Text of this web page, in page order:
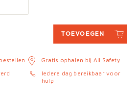
TOEVOEGEN
Gratis ophalen bij All Safety
Iedere dag bereikbaar voor
hulp